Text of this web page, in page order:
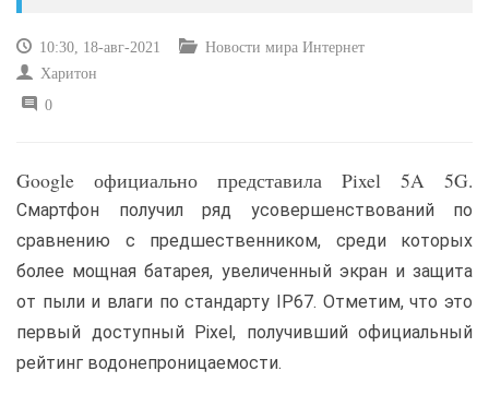
ИНТЕРНЕТ И СВЯЗЬ
10:30, 18-авг-2021
Новости мира Интернет
Харитон
0
Google официально представила Pixel 5A 5G.
Смартфон получил ряд усовершенствований по
сравнению с предшественником, среди которых
более мощная батарея, увеличенный экран и защита
от пыли и влаги по стандарту IP67. Отметим, что это
первый доступный Pixel, получивший официальный
рейтинг водонепроницаемости.